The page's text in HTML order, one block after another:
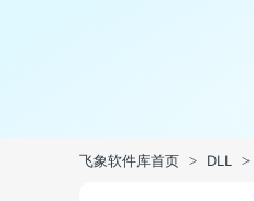
飞象软件库首页 > DLL >